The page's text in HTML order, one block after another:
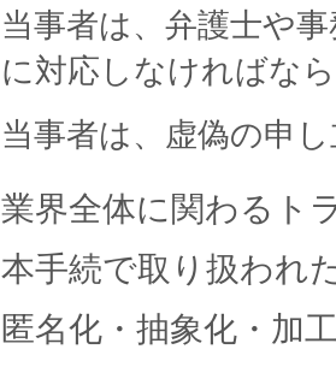
当事者は、弁護士や
に対応しなければな
当事者は、虚偽の申
業界全体に関わるト
本手続で取り扱われ
匿名化・抽象化・加